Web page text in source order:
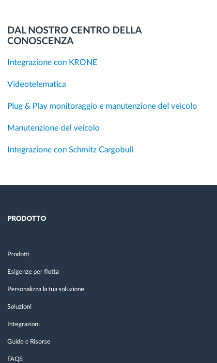
DAL NOSTRO CENTRO DELLA
CONOSCENZA
Integrazione con KRONE
Videotelematica
Plug & Play monitoraggio e manutenzione del veicolo
Manutenzione del veicolo
Integrazione con Schmitz Cargobull
PRODOTTO
Prodotti
Esigenze per flotta
Personalizza la tua soluzione
Soluzioni
Integrazioni
Guide e Risorse
FAQS